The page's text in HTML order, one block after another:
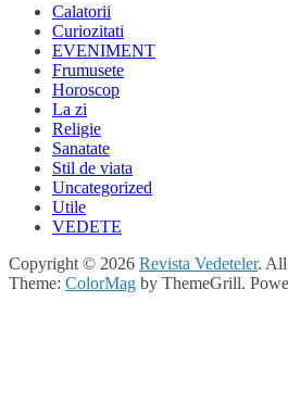
Calatorii
Curiozitati
EVENIMENT
Frumusete
Horoscop
La zi
Religie
Sanatate
Stil de viata
Uncategorized
Utile
VEDETE
Copyright © 2026 Revista Vedeteler. All
Theme: ColorMag by ThemeGrill.